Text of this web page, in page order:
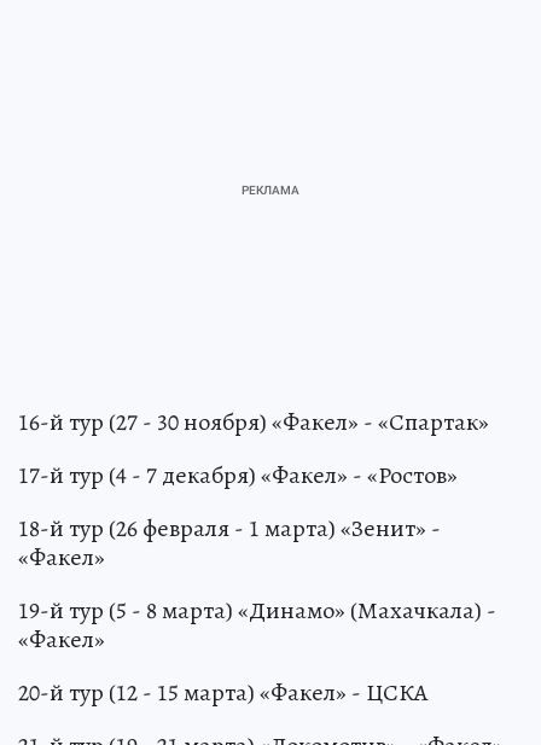
16-й тур (27 - 30 ноября) «Факел» - «Спартак»
17-й тур (4 - 7 декабря) «Факел» - «Ростов»
18-й тур (26 февраля - 1 марта) «Зенит» -
«Факел»
19-й тур (5 - 8 марта) «Динамо» (Махачкала) -
«Факел»
20-й тур (12 - 15 марта) «Факел» - ЦСКА